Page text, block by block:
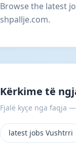
Browse the latest
shpallje.com.
Kërkime të
Fjalë kyçe nga faqja
latest jobs Vushtrri